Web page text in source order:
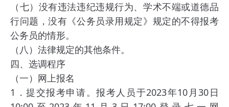
（七）没有违法违纪违规行为、学术不端或道德品
行问题，没有《公务员录用规定》规定的不得报考
公务员的情形。
（八）法律规定的其他条件。
四、选调程序
（一）网上报名
1．提交报考申请。报考人员于2023年10月30日